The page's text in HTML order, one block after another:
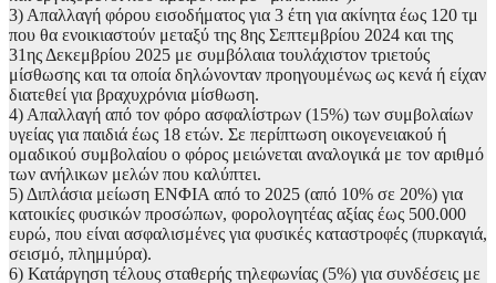
3) Απαλλαγή φόρου εισοδήματος για 3 έτη για ακίνητα έως 120 τμ
που θα ενοικιαστούν μεταξύ της 8ης Σεπτεμβρίου 2024 και της
31ης Δεκεμβρίου 2025 με συμβόλαια τουλάχιστον τριετούς
μίσθωσης και τα οποία δηλώνονταν προηγουμένως ως κενά ή είχαν
διατεθεί για βραχυχρόνια μίσθωση.
4) Απαλλαγή από τον φόρο ασφαλίστρων (15%) των συμβολαίων
υγείας για παιδιά έως 18 ετών. Σε περίπτωση οικογενειακού ή
ομαδικού συμβολαίου ο φόρος μειώνεται αναλογικά με τον αριθμό
των ανήλικων μελών που καλύπτει.
5) Διπλάσια μείωση ΕΝΦΙΑ από το 2025 (από 10% σε 20%) για
κατοικίες φυσικών προσώπων, φορολογητέας αξίας έως 500.000
ευρώ, που είναι ασφαλισμένες για φυσικές καταστροφές (πυρκαγιά,
σεισμό, πλημμύρα).
6) Κατάργηση τέλους σταθερής τηλεφωνίας (5%) για συνδέσεις με